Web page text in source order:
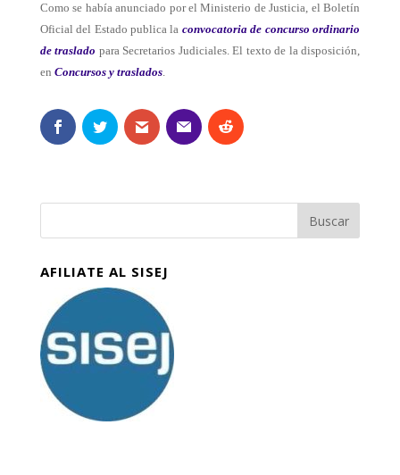
Como se había anunciado por el Ministerio de Justicia, el Boletín
Oficial del Estado publica la convocatoria de concurso ordinario
de traslado para Secretarios Judiciales. El texto de la disposición,
en Concursos y traslados.
AFILIATE AL SISEJ